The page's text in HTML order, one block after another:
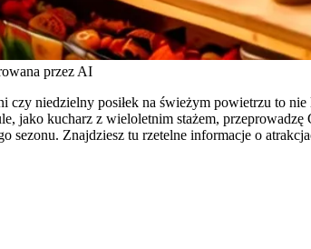
przez AI
czy niedzielny posiłek na świeżym powietrzu to
jako kucharz z wieloletnim stażem,
sezonu. Znajdziesz tu rzetelne informacje o